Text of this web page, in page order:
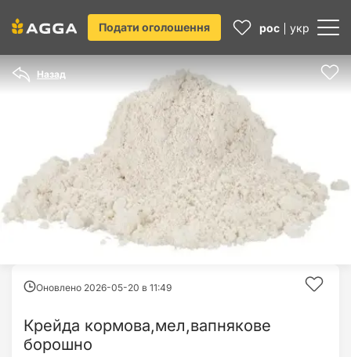
Подати оголошення рос укр
Назад
Оновлено 2026-05-20 в 11:49
Крейда кормова,мел,вапнякове
борошно